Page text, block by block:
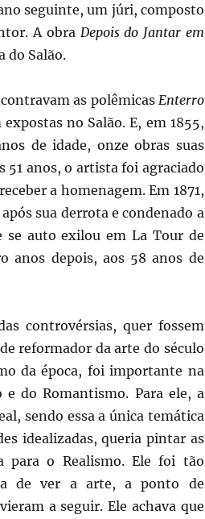
seguinte, um júri, composto
A obra Depois do Jantar em
do Salão.
as polêmicas Enterro
no Salão. E, em 1855,
de idade, onze obras suas
51 anos, o artista foi agraciado
a homenagem. Em 1871,
sua derrota e condenado a
se auto exilou em La Tour de
anos depois, aos 58 anos de
controvérsias, quer fossem
reformador da arte do século
da época, foi importante na
e do Romantismo. Para ele, a
sendo essa a única temática
idealizadas, queria pintar as
para o Realismo. Ele foi tão
de ver a arte, a ponto de
a seguir. Ele achava que